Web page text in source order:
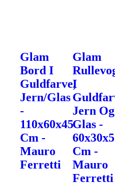
Glam
Bord I
Guldfarve,
Jern/Glas
-
110x60x45
Cm -
Mauro
Ferretti
Glam
I
Jern Og
Glas -
60x30x5
Cm -
Mauro
Ferretti